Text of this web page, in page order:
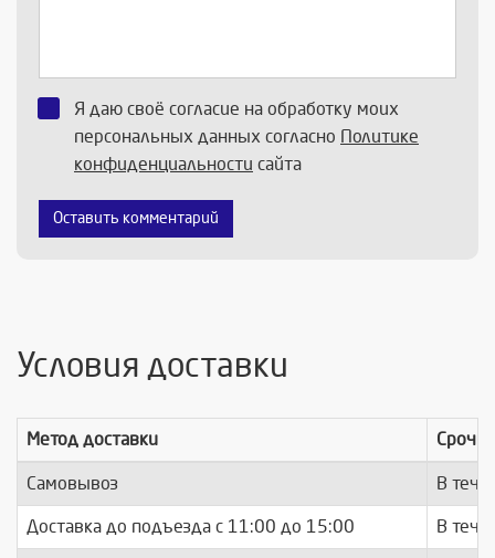
Я даю своё согласие на обработку моих
персональных данных согласно Политике
конфиденциальности сайта
Оставить комментарий
Условия доставки
Метод доставки
Самовывоз В
Доставка до подъезда c 11:00 до 15:00 В